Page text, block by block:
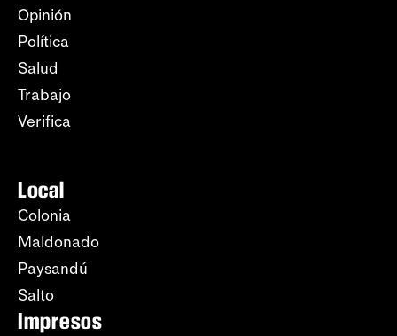
Opinión
Política
Salud
Trabajo
Verifica
Local
Colonia
Maldonado
Paysandú
Salto
Impresos